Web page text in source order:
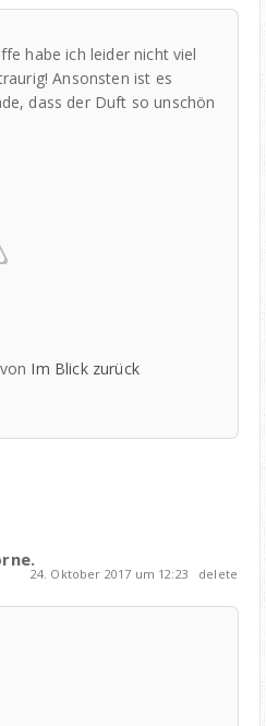
habe ich leider nicht viel
Ansonsten ist es
dass der Duft so unschön
Im Blick zurück
24. Oktober 2017 um 12:23 delete